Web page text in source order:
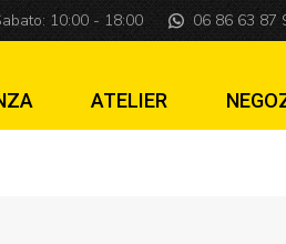
&
10:00 - 18:00 06 86 63 87
ATELIER